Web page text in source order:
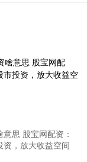
思 股宝网配资：
资，放大收益空间